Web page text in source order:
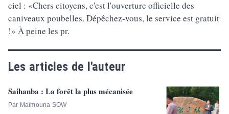
ciel : «Chers citoyens, c'est l'ouverture officielle des
caniveaux poubelles. Dépêchez-vous, le service est gratuit
!» À peine les pr.
Les articles de l'auteur
Saihanba : La forêt la plus mécanisée
Par Maïmouna SOW